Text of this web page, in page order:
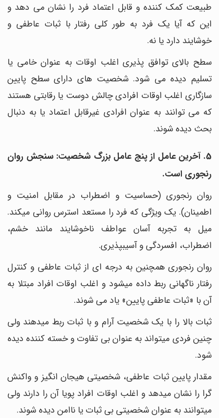
طبیعت کمک کننده و قابل اعتماد فرد را نشان می دهد و
این که آیا یک فرد به طور کلی رفتار با ثبات عاطفی و
خوشایند دارد یا نه.
سطح بالای توافق پذیری اغلب اوقات به عنوان خامی یا
تسلیم دیده می شود. شخصیت های دارای سطح پایین
سازگاری اغلب اوقات افرادی چالش‎ دوست یا رقابتی هستند
که می توانند به عنوان افرادی غیرقابل اعتماد یا به دنبال
بحث دیده شوند.
5. آخرین عامل از پنج عامل بزرگ شخصیت: سنجش روان‌
رنجوری است.
روان‎ رنجوری (حساسیت و اضطراب در مقابل امنیت و
اطمینان). یک ویژگی که فرد را مستعد استرس روانی می‎کند.
میل به تجربه آسان عواطف ناخوشایند مانند خشم،
اضطراب، افسردگی و آسیب‎پذیری.
روان‎ رنجوری همچنین به درجه‎ ای از ثبات عاطفی و کنترل
رفتار ناگهانی ربط داده می‎شود و اغلب اوقات افراد مبتلا به
آن با «ثبات عاطفی پایین» یاد می شوند.
ثبات بالا را با یک شخصیت آرام و با ثبات ربط می‎دهند ولی
چنین فردی می‎تواند به عنوان بی تفاوت و خسته ‎کننده دیده
شود.
مقدار پایین ثبات عاطفی، شخصیتی هیجان‎ انگیز و واکنش
‎گرا را نشان می‎دهد و اغلب اوقات افراد پویا آن را دارند ولی
می‎توانند به عنوان شخصیتی بی ثبات یا ناامن دیده شوند.